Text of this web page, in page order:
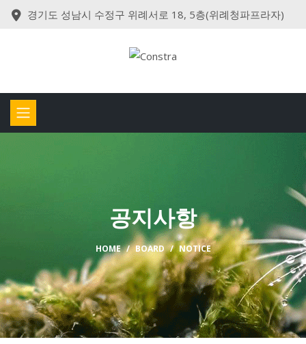
경기도 성남시 수정구 위례서로 18, 5층(위례청파프라자)
공지사항
HOME BOARD NOTICE